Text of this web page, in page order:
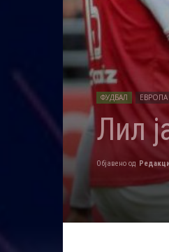
ФУДБАЛ ЕВРОПА
Лил
Објавено од